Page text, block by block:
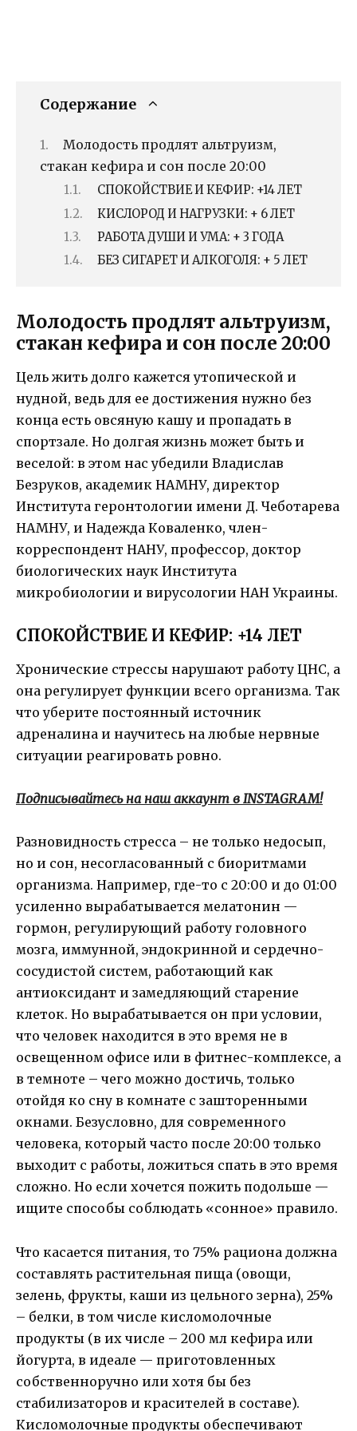
Содержание
Молодость продлят альтруизм,
стакан кефира и сон после 20:00
СПОКОЙСТВИЕ И КЕФИР: +14 ЛЕТ
КИСЛОРОД И НАГРУЗКИ: + 6 ЛЕТ
РАБОТА ДУШИ И УМА: + 3 ГОДА
БЕЗ СИГАРЕТ И АЛКОГОЛЯ: + 5 ЛЕТ
Молодость продлят альтруизм,
стакан кефира и сон после 20:00
Цель жить долго кажется утопической и
нудной, ведь для ее достижения нужно без
конца есть овсяную кашу и пропадать в
спортзале. Но долгая жизнь может быть и
веселой: в этом нас убедили Владислав
Безруков, академик НАМНУ, директор
Института геронтологии имени Д. Чеботарева
НАМНУ, и Надежда Коваленко, член-
корреспондент НАНУ, профессор, доктор
биологических наук Института
микробиологии и вирусологии НАН Украины.
СПОКОЙСТВИЕ И КЕФИР: +14 ЛЕТ
Хронические стрессы нарушают работу ЦНС, а
она регулирует функции всего организма. Так
что уберите постоянный источник
адреналина и научитесь на любые нервные
ситуации реагировать ровно.
Подписывайтесь на наш аккаунт в INSTAGRAM!
Разновидность стресса – не только недосып,
но и сон, несогласованный с биоритмами
организма. Например, где-то с 20:00 и до 01:00
усиленно вырабатывается мелатонин —
гормон, регулирующий работу головного
мозга, иммунной, эндокринной и сердечно-
сосудистой систем, работающий как
антиоксидант и замедляющий старение
клеток. Но вырабатывается он при условии,
что человек находится в это время не в
освещенном офисе или в фитнес-комплексе, а
в темноте – чего можно достичь, только
отойдя ко сну в комнате с зашторенными
окнами. Безусловно, для современного
человека, который часто после 20:00 только
выходит с работы, ложиться спать в это время
сложно. Но если хочется пожить подольше —
ищите способы соблюдать «сонное» правило.
Что касается питания, то 75% рациона должна
составлять растительная пища (овощи,
зелень, фрукты, каши из цельного зерна), 25%
– белки, в том числе кисломолочные
продукты (в их числе – 200 мл кефира или
йогурта, в идеале — приготовленных
собственноручно или хотя бы без
стабилизаторов и красителей в составе).
Кисломолочные продукты обеспечивают